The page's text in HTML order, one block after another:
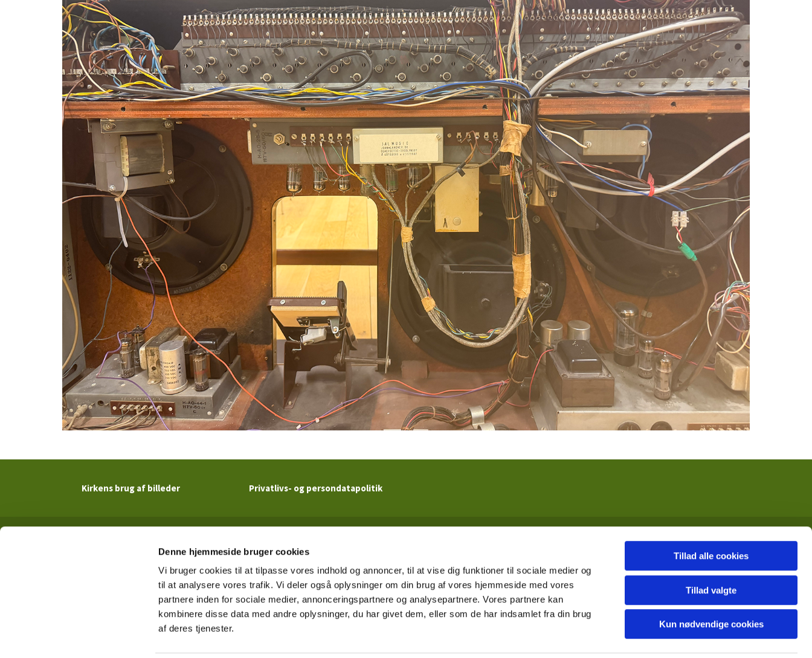
Denne hjemmeside bruger cookies
Vi bruger cookies til at tilpasse vores indhold og annoncer, til at vise dig funktioner til sociale medier og
til at analysere vores trafik. Vi deler også oplysninger om din brug af vores hjemmeside med vores
partnere inden for sociale medier, annonceringspartnere og analysepartnere. Vores partnere kan
kombinere disse data med andre oplysninger, du har givet dem, eller som de har indsamlet fra din brug
af deres tjenester.
Tillad alle cookies
Tillad valgte
Kun nødvendige cookies
Kirkens brug af billeder Privatlivs- og persondatapolitik
· Ved Kildevældskirken 2 · 2100 København Ø · CVR. 62517719
kildevaelds.sogn@km.dk